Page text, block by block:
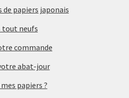
de papiers japonais
tout neufs
commande
abat-jour
papiers ?